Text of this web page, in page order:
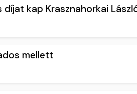
kap Krasznahorkai
mellett